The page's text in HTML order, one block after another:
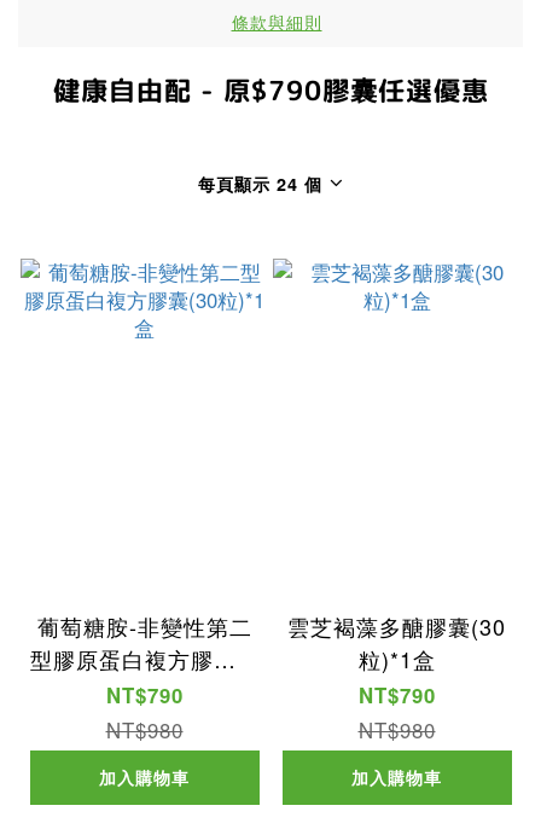
條款與細則
健康自由配 - 原$790膠囊任選優惠
每頁顯示 24 個
葡萄糖胺-非變性第二
型膠原蛋白複方膠囊(3
0粒)*1盒
NT$790
NT$980
加入購物車
雲芝褐藻多醣膠囊(30
粒)*1盒
NT$790
NT$980
加入購物車